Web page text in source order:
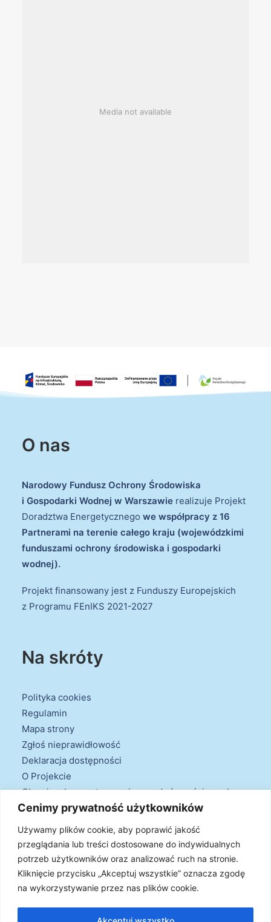
Cenimy prywatność użytkowników
Używamy plików cookie, aby poprawić jakość
przeglądania lub treści dostosowane do indywidualnych
potrzeb użytkowników oraz analizować ruch na stronie.
Kliknięcie przycisku „Akceptuj wszystkie” oznacza zgodę
na wykorzystywanie przez nas plików cookie.
Media not available
O nas
Narodowy Fundusz Ochrony Środowiska
i Gospodarki Wodnej w Warszawie realizuje Projekt
Doradztwa Energetycznego we współpracy z 16
Partnerami na terenie całego kraju (wojewódzkimi
funduszami ochrony środowiska i gospodarki
wodnej).
Projekt finansowany jest z Funduszy Europejskich
z Programu FEnIKS 2021-2027
Na skróty
Polityka cookies
Regulamin
Mapa strony
Zgłoś nieprawidłowość
Deklaracja dostępności
O Projekcie
Obowiązek przestrzegania zasad równościowych
oraz warunków podstawowych
Klauzule informacyjne
zastrzeżone